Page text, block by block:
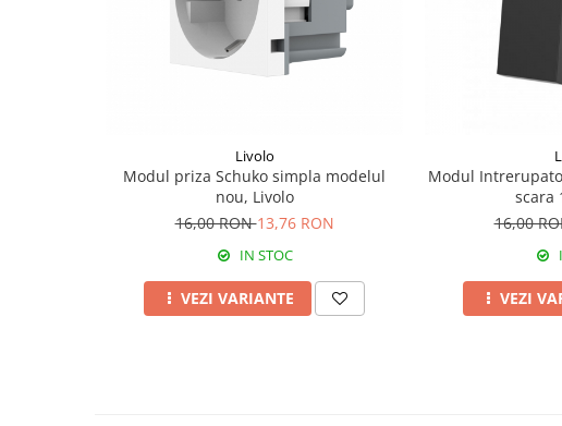
Livolo
Modul priza Schuko simpla modelul
nou, Livolo
16,00 RON13,76 RON
IN STOC
VEZI VARIANTE
Modul
scara
16,00
VEZI